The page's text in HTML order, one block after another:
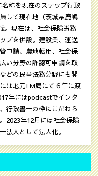
称を現在のステップ行政
して現在地（茨城県鹿嶋
。現在は、社会保険労務
プを併設。建設業、運送
申請、農地転用、社会保
い分野の許認可申請を取
どの民亊法務分野にも関
は地元FM局にて６年に渡
年にはpodcastでインタ
行政書士の枠にこだわら
2023年12月には社会保険
法人として法人化。